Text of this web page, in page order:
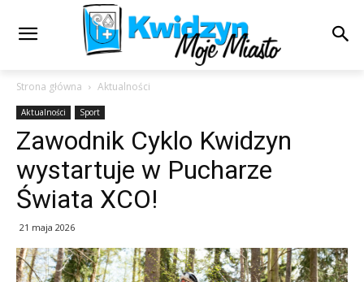
Strona główna Aktualności
Aktualności Sport
Zawodnik Cyklo Kwidzyn
wystartuje w Pucharze
Świata XCO!
21 maja 2026